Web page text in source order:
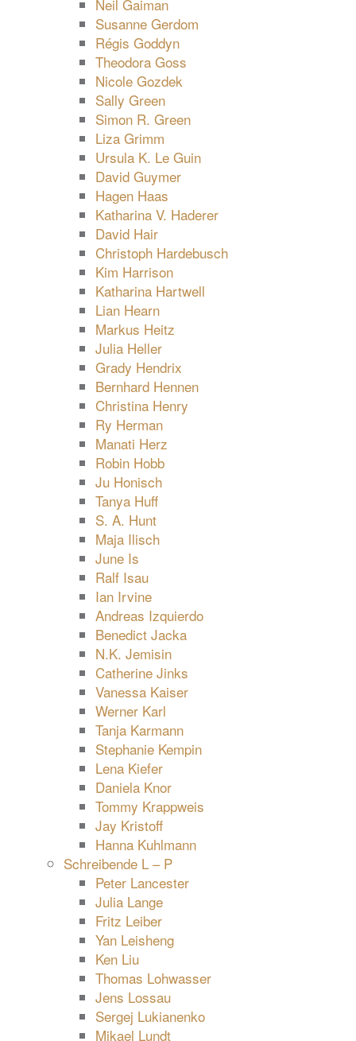
Neil Gaiman
Susanne Gerdom
Régis Goddyn
Theodora Goss
Nicole Gozdek
Sally Green
Simon R. Green
Liza Grimm
Ursula K. Le Guin
David Guymer
Hagen Haas
Katharina V. Haderer
David Hair
Christoph Hardebusch
Kim Harrison
Katharina Hartwell
Lian Hearn
Markus Heitz
Julia Heller
Grady Hendrix
Bernhard Hennen
Christina Henry
Ry Herman
Manati Herz
Robin Hobb
Ju Honisch
Tanya Huff
S. A. Hunt
Maja Ilisch
June Is
Ralf Isau
Ian Irvine
Andreas Izquierdo
Benedict Jacka
N.K. Jemisin
Catherine Jinks
Vanessa Kaiser
Werner Karl
Tanja Karmann
Stephanie Kempin
Lena Kiefer
Daniela Knor
Tommy Krappweis
Jay Kristoff
Hanna Kuhlmann
Schreibende L – P
Peter Lancester
Julia Lange
Fritz Leiber
Yan Leisheng
Ken Liu
Thomas Lohwasser
Jens Lossau
Sergej Lukianenko
Mikael Lundt